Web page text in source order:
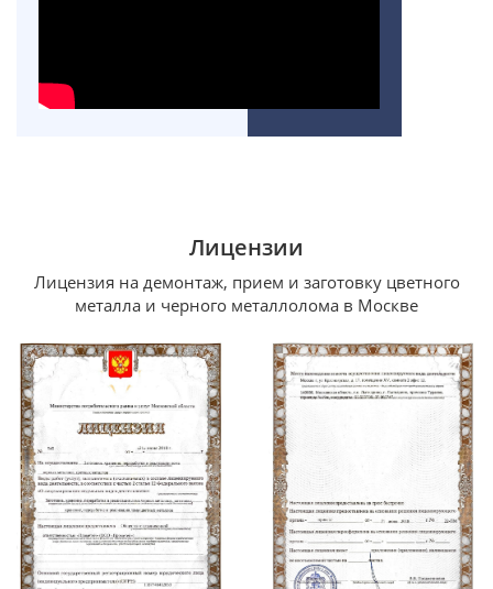
Лицензии
Лицензия на демонтаж, прием и заготовку цветного
металла и черного металлолома в Москве